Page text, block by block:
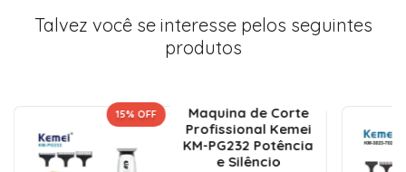
Talvez você se interesse pelos seguintes
produtos
15% OFF
Maquina de Corte
Profissional Kemei
KM-PG232 Potência
e Silêncio